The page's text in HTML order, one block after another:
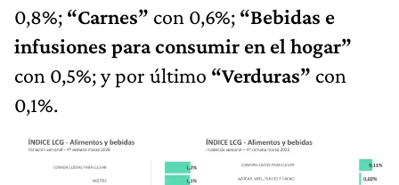
0,8%; “Carnes” con 0,6%; “Bebidas e
infusiones para consumir en el hogar”
con 0,5%; y por último “Verduras” con
0,1%.